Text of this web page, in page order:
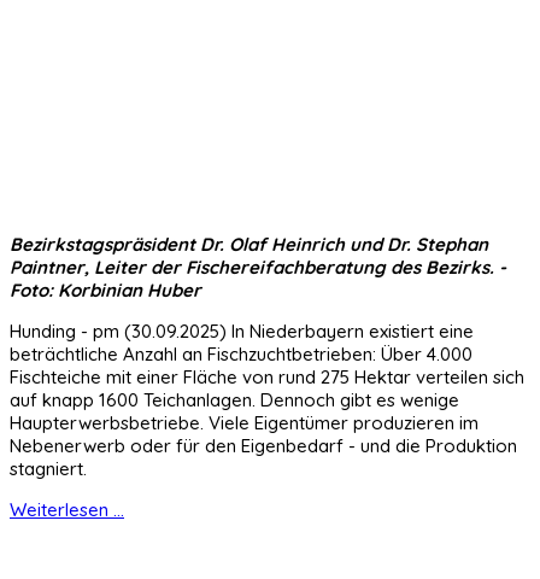
Bezirkstagspräsident Dr. Olaf Heinrich und Dr. Stephan
Paintner, Leiter der Fischereifachberatung des Bezirks. -
Foto: Korbinian Huber
Hunding - pm (30.09.2025) In Niederbayern existiert eine
beträchtliche Anzahl an Fischzuchtbetrieben: Über 4.000
Fischteiche mit einer Fläche von rund 275 Hektar verteilen sich
auf knapp 1600 Teichanlagen. Dennoch gibt es wenige
Haupterwerbsbetriebe. Viele Eigentümer produzieren im
Nebenerwerb oder für den Eigenbedarf - und die Produktion
stagniert.
Weiterlesen ...